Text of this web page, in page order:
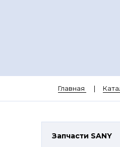
Главная
Запчасти SANY